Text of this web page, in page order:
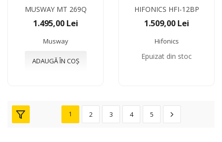
MUSWAY MT 269Q
1.495,00 Lei
Musway
ADAUGĂ ÎN COȘ
HIFONICS HFI-12BP
1.509,00 Lei
Hifonics
Epuizat din stoc
1 2 3 4 5